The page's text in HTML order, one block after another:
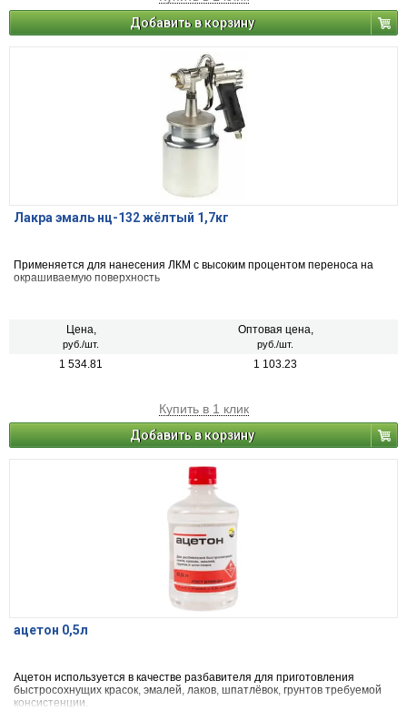
Добавить в корзину
Лакра эмаль нц-132 жёлтый 1,7кг
Применяется для нанесения ЛКМ с высоким процентом переноса на
окрашиваемую поверхность
Цена,
руб./шт.
Оптовая цена,
руб./шт.
1 534.81 1 103.23
Купить в 1 клик
Добавить в корзину
ацетон 0,5л
Ацетон используется в качестве разбавителя для приготовления
быстросохнущих красок, эмалей, лаков, шпатлёвок, грунтов требуемой
консистенции.